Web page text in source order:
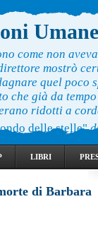
Umane
come non
mostrò
quel poco
che già da
ridotti a
delle stelle"
LIBRI
di Barbara